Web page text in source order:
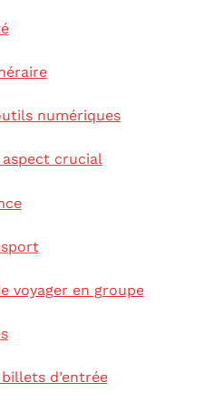
numériques
aspect crucial
voyager en groupe
d’entrée